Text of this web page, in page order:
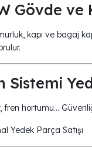
Gövde ve
kapı ve bagaj
Sistemi
fren hortumu…